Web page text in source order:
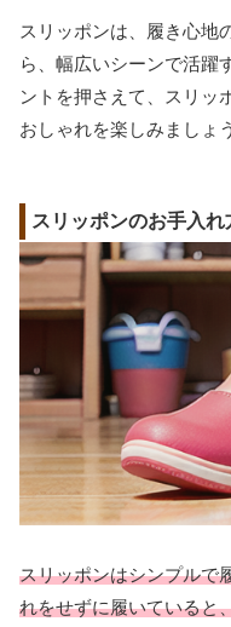
スリッポンは、履き心地
ら、幅広いシーンで活躍
ントを押さえて、スリッ
おしゃれを楽しみましょう
スリッポンのお手入れ
スリッポンはシンプルで
れをせずに履いていると